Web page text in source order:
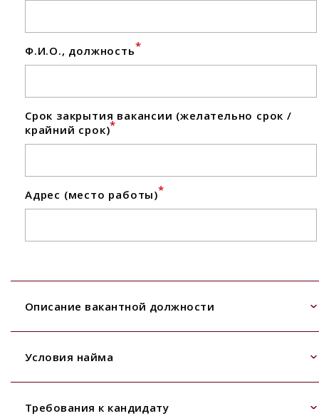
Ф.И.О., должность*
Срок закрытия вакансии (желательно срок /
крайний срок)*
Адрес (место работы)*
Описание вакантной должности
Условия найма
Требования к кандидату